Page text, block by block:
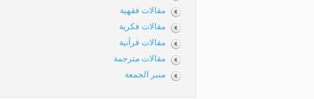
مقالات فقهية
مقالات فكرية
مقالات قرآنية
مقالات مترجمة
منبر الجمعة